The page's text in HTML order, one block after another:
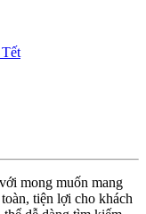
mong muốn mang
tiện lợi cho khách